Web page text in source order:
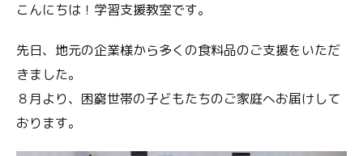
こんにちは！学習支援教室です。
先日、地元の企業様から多くの食料品のご支援をいただ
きました。
８月より、困窮世帯の子どもたちのご家庭へお届けして
おります。